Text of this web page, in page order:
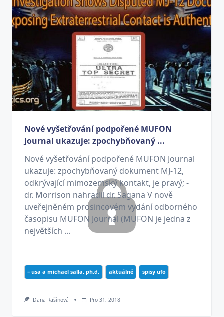
Nové vyšetřování podpořené MUFON
Journal ukazuje: zpochybňovaný ...
Nové vyšetřování podpořené MUFON Journal
ukazuje: zpochybňovaný dokument MJ-12,
odkrývající mimozemský kontakt, je pravý; -
dr. Morrison nahradil dr. Sagana V nově
uveřejněném prosincovém vydání odborného
časopisu MUFON Journal (MUFON je jedna z
největších ...
– usa a michael salla, ph.d. aktuálně spisy ufo
Dana Rašínová Pro 31, 2018